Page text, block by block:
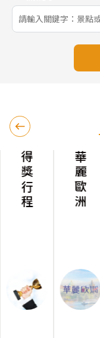
得獎行程 華麗歐洲